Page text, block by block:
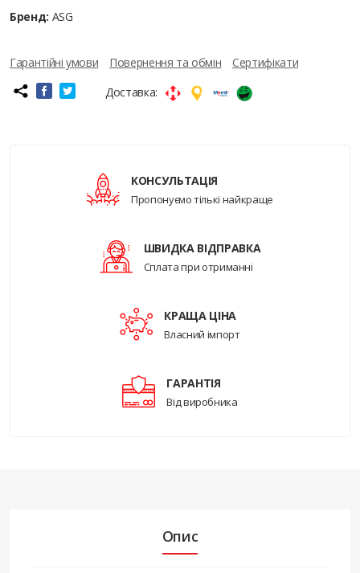
Бренд: ASG
Гарантійні умови Повернення та обмін
Сертифікати
Доставка:
КОНСУЛЬТАЦІЯ
Пропонуємо тількі найкраще
ШВИДКА ВІДПРАВКА
Сплата при отриманні
КРАЩА ЦІНА
Власний імпорт
ГАРАНТІЯ
Від виробника
Опис